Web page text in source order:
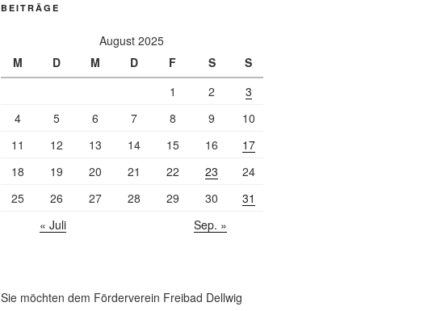
BEITRÄGE
August 2025
M
D M D F S
S
1
2
3
4
5 6 7 8 9
10
11
12 13 14 15 16
17
18
19 20 21 22 23
24
25
26 27 28 29 30
31
« Juli
Sep. »
Sie möchten dem Förderverein Freibad Dellwig